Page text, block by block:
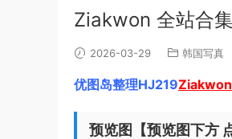
Ziakwon 全站合
2026-03-29 韩国写真
优图岛整理HJ219Ziakwon
预览图【预览图下方